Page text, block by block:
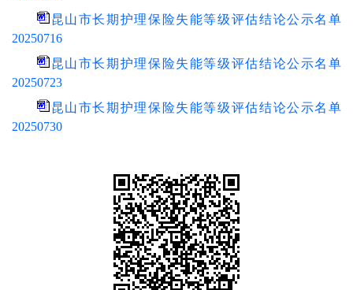
昆山市长期护理保险失能等级评估结论公示名单
20250716
昆山市长期护理保险失能等级评估结论公示名单
20250723
昆山市长期护理保险失能等级评估结论公示名单
20250730